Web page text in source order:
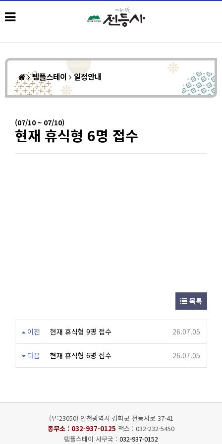
템플스테이 일정안내
(07/10 ~ 07/10)
현재 휴식형 6명 접수
목록
이전 현재 휴식형 9명 접수 26.07.05
다음 현재 휴식형 6명 접수 26.07.05
(우:23050) 인천광역시 강화군 전등사로 37-41
종무소 : 032-937-0125 팩스 : 032-232-5450
템플스테이 사무국 : 032-937-0152